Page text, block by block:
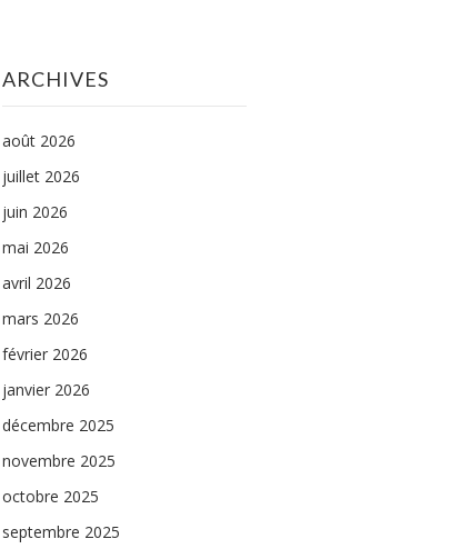
ARCHIVES
août 2026
juillet 2026
juin 2026
mai 2026
avril 2026
mars 2026
février 2026
janvier 2026
décembre 2025
novembre 2025
octobre 2025
septembre 2025